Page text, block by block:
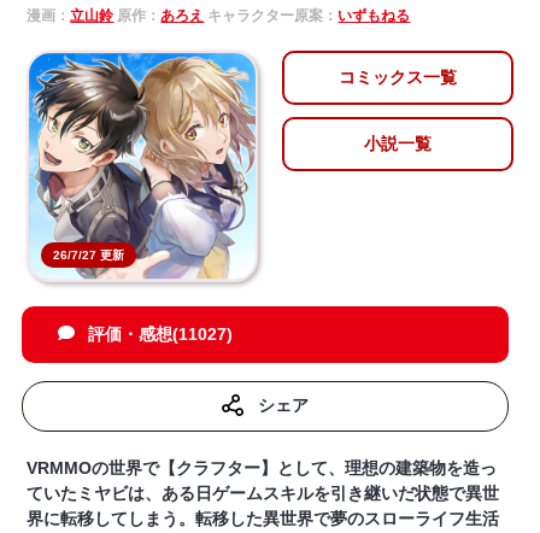
漫画：立山鈴 原作：あろえ キャラクター原案： いずもねる
26/7/27 更新
コミックス一覧
小説一覧
評価・感想(11027)
シェア
VRMMOの世界で【クラフター】として、理想の建築物を造っ
ていたミヤビは、ある日ゲームスキルを引き継いだ状態で異世
界に転移してしまう。転移した異世界で夢のスローライフ生活